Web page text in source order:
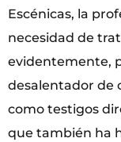
Escénicas, la
necesidad de
evidentemente,
desalentador de
como testigos
que también ha